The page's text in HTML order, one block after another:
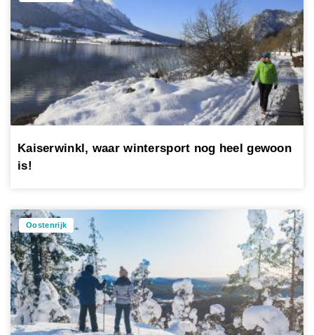
Kaiserwinkl, waar wintersport nog heel gewoon
is!
Oostenrijk